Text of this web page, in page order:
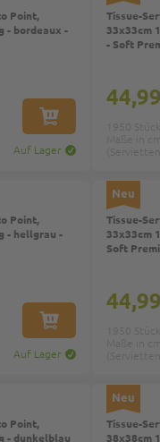
Point,
- bordeaux -
Auf Lager
IN DEN WARENKORB
Tissue-
33x33cm
- Soft
Point,
- hellgrau -
Auf Lager
IN DEN WARENKORB
Neu
Tissue-
33x33cm
Soft
Point,
- dunkelblau
Neu
Tissue-
38x38cm